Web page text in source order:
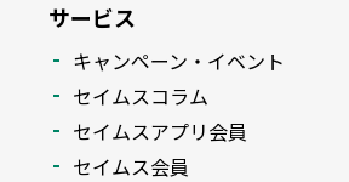
サービス
キャンペーン・イベント
セイムスコラム
セイムスアプリ会員
セイムス会員